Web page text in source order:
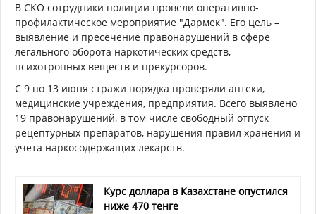
В СКО сотрудники полиции провели оперативно-
профилактическое мероприятие "Дармек". Его цель –
выявление и пресечение правонарушений в сфере
легального оборота наркотических средств,
психотропных веществ и прекурсоров.
С 9 по 13 июня стражи порядка проверяли аптеки,
медицинские учреждения, предприятия. Всего выявлено
19 правонарушений, в том числе свободный отпуск
рецептурных препаратов, нарушения правил хранения и
учета наркосодержащих лекарств.
Курс доллара в Казахстане опустился
ниже 470 тенге